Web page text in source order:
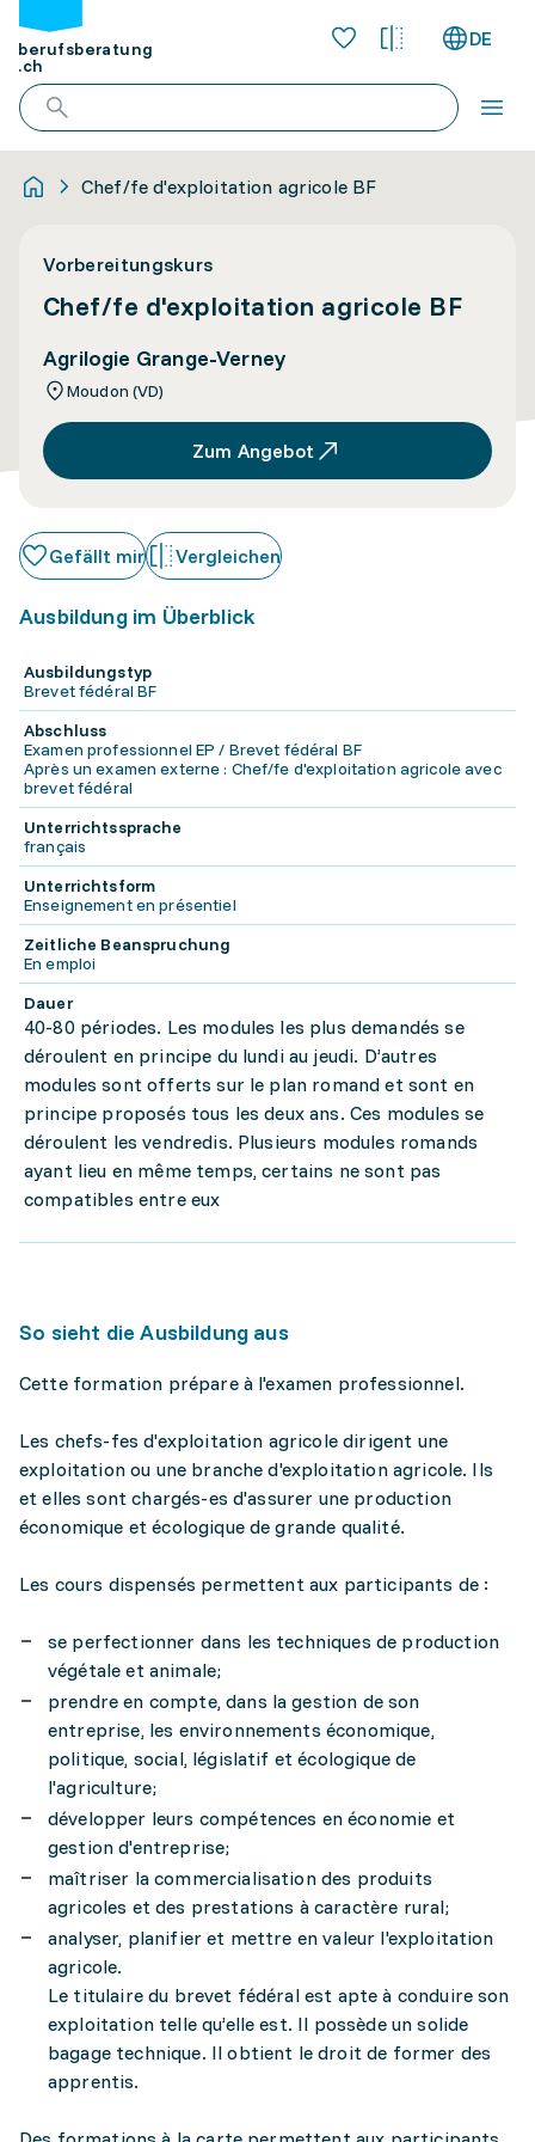
berufsberatung
.ch
DE
Chef/fe d'exploitation agricole BF
Vorbereitungskurs
Chef/fe d'exploitation agricole BF
Agrilogie Grange-Verney
Moudon (VD)
Zum Angebot
Gefällt mir Vergleichen
Ausbildung im Überblick
Ausbildungstyp
Brevet fédéral BF
Abschluss
Examen professionnel EP / Brevet fédéral BF
Après un examen externe : Chef/fe d'exploitation agricole avec
brevet fédéral
Unterrichtssprache
français
Unterrichtsform
Enseignement en présentiel
Zeitliche Beanspruchung
En emploi
Dauer
40-80 périodes. Les modules les plus demandés se
déroulent en principe du lundi au jeudi. D’autres
modules sont offerts sur le plan romand et sont en
principe proposés tous les deux ans. Ces modules se
déroulent les vendredis. Plusieurs modules romands
ayant lieu en même temps, certains ne sont pas
compatibles entre eux
So sieht die Ausbildung aus
Cette formation prépare à l'examen professionnel.
Les chefs-fes d'exploitation agricole dirigent une
exploitation ou une branche d'exploitation agricole. Ils
et elles sont chargés-es d'assurer une production
économique et écologique de grande qualité.
Les cours dispensés permettent aux participants de :
se perfectionner dans les techniques de production
végétale et animale;
prendre en compte, dans la gestion de son
entreprise, les environnements économique,
politique, social, législatif et écologique de
l'agriculture;
développer leurs compétences en économie et
gestion d'entreprise;
maîtriser la commercialisation des produits
agricoles et des prestations à caractère rural;
analyser, planifier et mettre en valeur l'exploitation
agricole.
Le titulaire du brevet fédéral est apte à conduire son
exploitation telle qu’elle est. Il possède un solide
bagage technique. Il obtient le droit de former des
apprentis.